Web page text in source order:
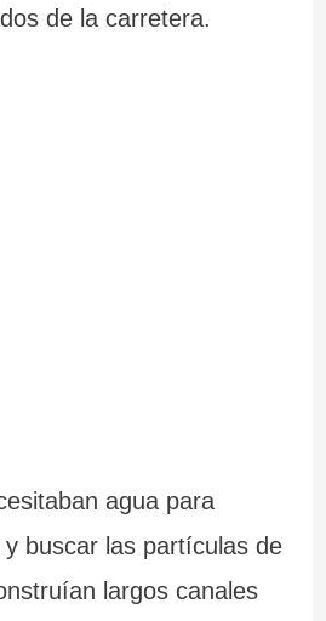
de la carretera.
agua para
buscar las partículas de
largos canales